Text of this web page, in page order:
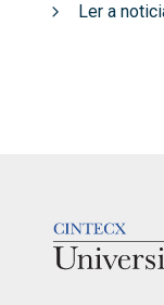
Ler a